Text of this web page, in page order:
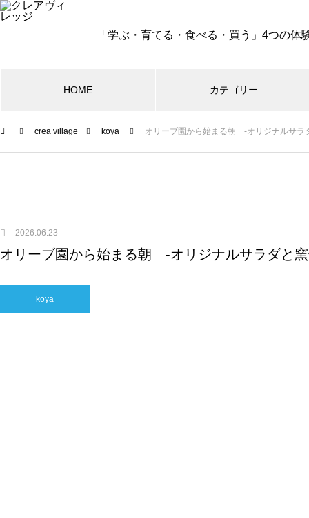
「学ぶ・育てる・食べる・買う」4つの
HOME カテゴリー
crea village koya オリーブ園から始まる朝 -オリジナルサラ
2026.06.23
オリーブ園から始まる朝 -オリジナルサラダと
koya